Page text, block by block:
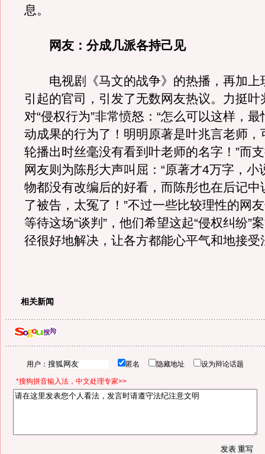
息。
网友：分成几派各持己见
电视剧《马文的战争》的热播，再加上
引起的官司，引发了无数网友热议。力挺叶
对“侵权行为”非常愤怒：“怎么可以这样，
动成果的行为了！明明原著是叶兆言老师，
轮播出时丝毫没有看到叶老师的名字！”而
网友则为陈彤大声叫屈：“原著才4万字，小
物都没有改编后的好看，而陈彤也在后记中
了被告，太冤了！”不过一些比较理性的网
等待这场“谈判”，他们希望这起“侵权纠纷”
径很好地解决，让各方都能心平气和地接受
相关新闻
用户： 匿名 隐藏地址 设为辩论话题
*搜狗拼音输入法，中文处理专家>>